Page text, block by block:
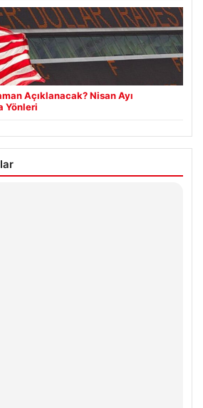
Açıklanacak? Nisan Ayı
Yönleri